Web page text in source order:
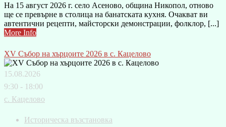
На 15 август 2026 г. село Асеново, община Никопол, отново
ще се превърне в столица на банатската кухня. Очакват ви
автентични рецепти, майсторски демонстрации, фолклор, [...]
More Info
XV Събор на хърцоите 2026 в с. Кацелово
15.08.2026
9:30 - 18:00
с. Кацелово
Историческа възстановка